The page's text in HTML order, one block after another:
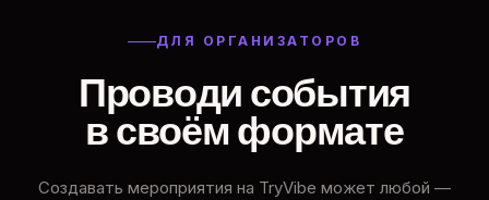
ДЛЯ ОРГАНИЗАТОРОВ
Проводи события
в своём формате
Создавать мероприятия на TryVibe может любой —